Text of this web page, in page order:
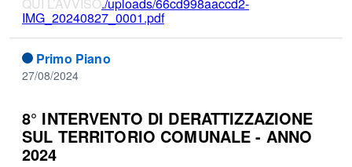
QUI L’AVVISO./uploads/66cd998aaccd2-
IMG_20240827_0001.pdf
Primo Piano
27/08/2024
8° INTERVENTO DI DERATTIZZAZIONE
SUL TERRITORIO COMUNALE - ANNO
2024